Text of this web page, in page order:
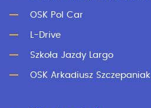
OSK Pol Car
L-Drive
Szkoła Jazdy Largo
OSK Arkadiusz Szczepaniak